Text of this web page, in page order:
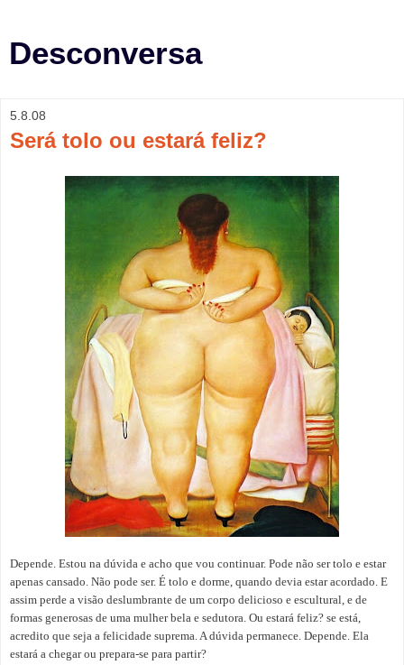
Desconversa
5.8.08
Será tolo ou estará feliz?
Depende. Estou na dúvida e acho que vou continuar. Pode não ser tolo e estar
apenas cansado. Não pode ser. É tolo e dorme, quando devia estar acordado. E
assim perde a visão deslumbrante de um corpo delicioso e escultural, e de
formas generosas de uma mulher bela e sedutora. Ou estará feliz? se está,
acredito que seja a felicidade suprema. A dúvida permanece. Depende. Ela
estará a chegar ou prepara-se para partir?